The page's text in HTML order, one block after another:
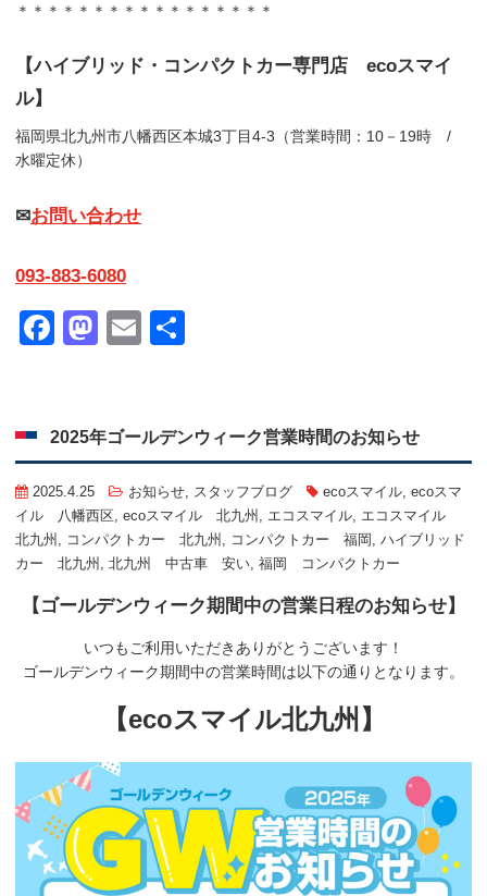
＊＊＊＊＊＊＊＊＊＊＊＊＊＊＊＊＊
【ハイブリッド・コンパクトカー専門店 ecoスマイ
ル】
福岡県北九州市八幡西区本城3丁目4-3（営業時間：10－19時 /
水曜定休）
✉お問い合わせ
093-883-6080
Facebook
Mastodon
Email
2025年ゴールデンウィーク営業時間のお知らせ
2025.4.25 お知らせ, スタッフブログ ecoスマイル, ecoスマ
イル 八幡西区 , ecoスマイル 北九州 , エコスマイル, エコスマイル
北九州 , コンパクトカー 北九州 , コンパクトカー 福岡 , ハイブリッド
カー 北九州 , 北九州 中古車 安い, 福岡 コンパクトカー
【ゴールデンウィーク期間中の営業日程のお知らせ】
いつもご利用いただきありがとうございます！
ゴールデンウィーク期間中の営業時間は以下の通りとなります。
【ecoスマイル北九州】